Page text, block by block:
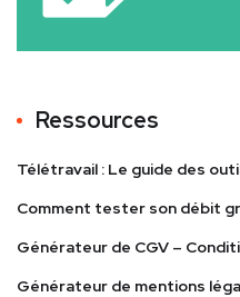
Ressources
Télétravail : Le guide des
Comment tester son débit
Générateur de CGV –
Générateur de mentions